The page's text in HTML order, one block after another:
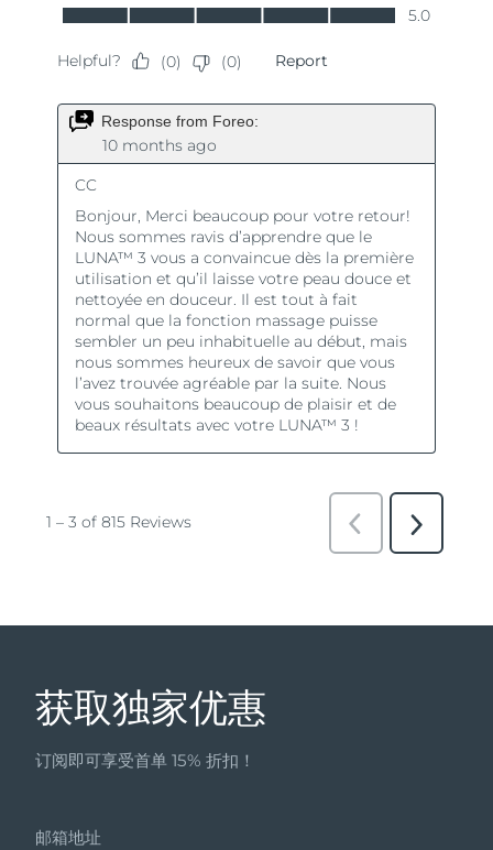
获取独家优惠
订阅即可享受首单 15% 折扣！
邮箱地址